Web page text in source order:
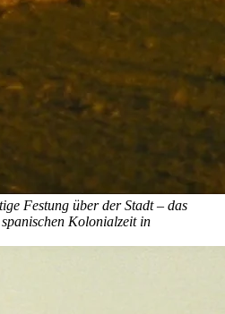
Festung über der Stadt – das
Kolonialzeit in